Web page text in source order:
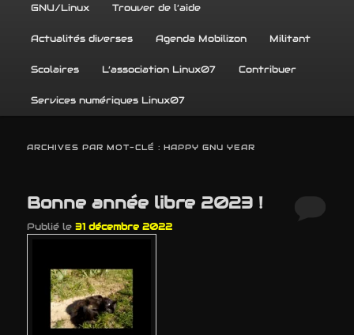
GNU/Linux Trouver de l’aide
Actualités diverses Agenda Mobilizon Militant
Scolaires L’association Linux07 Contribuer
Services numériques Linux07
ARCHIVES PAR MOT-CLÉ :HAPPY GNU YEAR
Bonne année libre 2023 !
Publié le31 décembre 2022